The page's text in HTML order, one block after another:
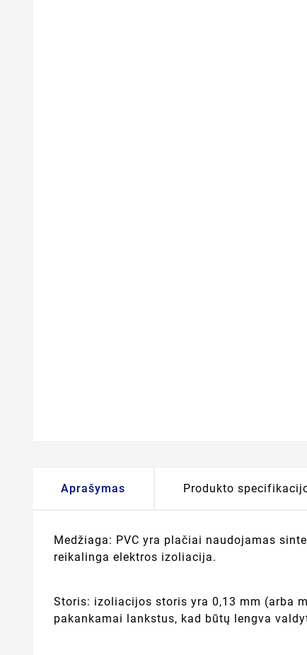
Aprašymas Produkto
Medžiaga: PVC yra plačiai naudojamas
reikalinga elektros izoliacija.
Storis: izoliacijos storis yra 0,13 mm (arba
pakankamai lankstus, kad būtų lengva